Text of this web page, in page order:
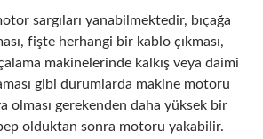
sargıları yanabilmektedir, bıçağa
fişte herhangi bir kablo çıkması,
makinelerinde kalkış veya daimi
gibi durumlarda makine motoru
olması gerekenden daha yüksek bir
olduktan sonra motoru yakabilir.